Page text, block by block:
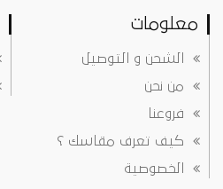
معلومات
الشحن و التوصيل
من نحن
فروعنا
كيف تعرف مقاسك ؟
الخصوصية